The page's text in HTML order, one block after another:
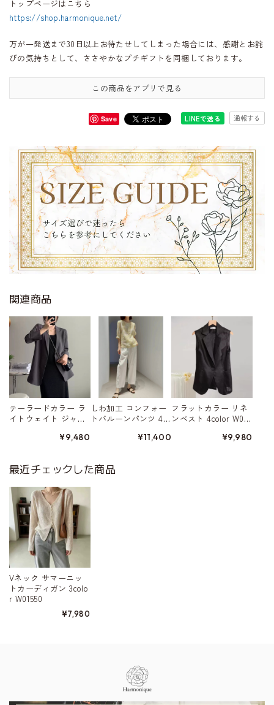
トップページはこちら
https://shop.harmonique.net/
万が一発送まで30日以上お待たせしてしまった場合には、感謝とお詫
びの気持ちとして、ささやかなプチギフトを同梱しております。
この商品をアプリで見る
Save LINEで送る 通報する
関連商品
テーラードカラー ラ
イトウェイト ジャ
¥9,480
しわ加工 コンフォー
トバルーンパンツ 4c
¥11,400
フラットカラー リネ
ンベスト 4color W015
¥9,980
最近チェックした商品
Vネック サマーニッ
トカーディガン 3colo
r W01550
¥7,980